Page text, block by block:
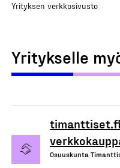
Yrityksen verkkosivusto
Yritykselle
Osuuskunta